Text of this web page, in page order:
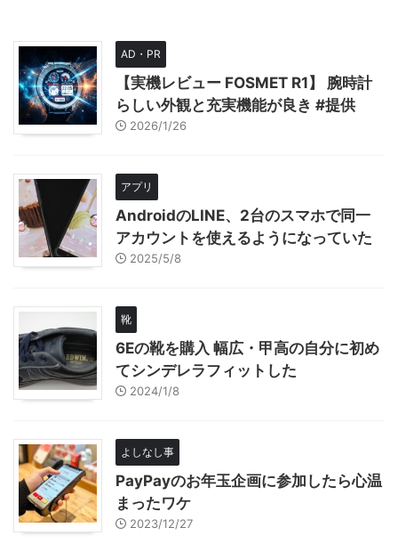
AD・PR
【実機レビュー FOSMET R1】 腕時計
らしい外観と充実機能が良き #提供
2026/1/26
アプリ
AndroidのLINE、2台のスマホで同一
アカウントを使えるようになっていた
2025/5/8
靴
6Eの靴を購入 幅広・甲高の自分に初め
てシンデレラフィットした
2024/1/8
よしなし事
PayPayのお年玉企画に参加したら心温
まったワケ
2023/12/27